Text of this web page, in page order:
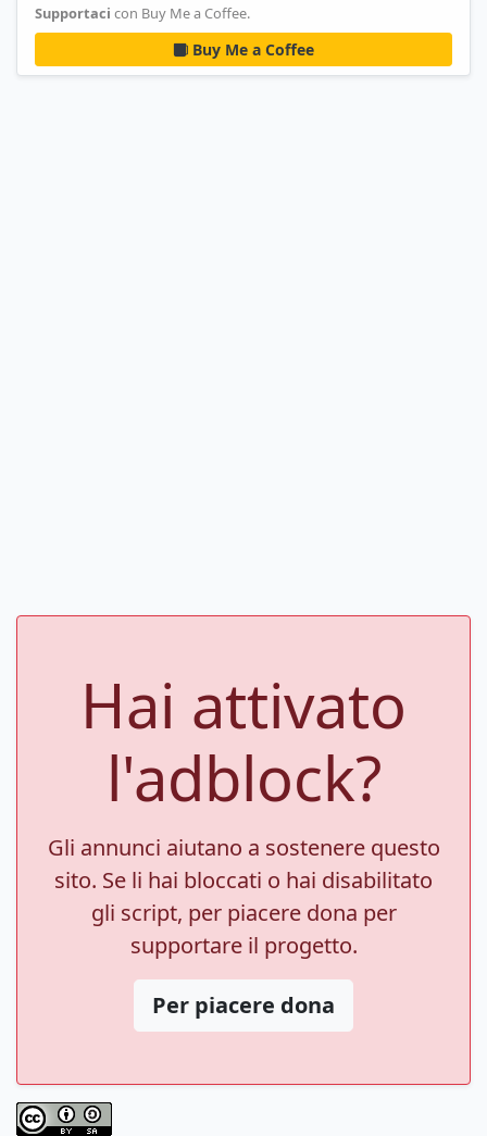
Supportaci con Buy Me a Coffee.
Buy Me a Coffee
Hai attivato
l'adblock?
Gli annunci aiutano a sostenere questo
sito. Se li hai bloccati o hai disabilitato
gli script, per piacere dona per
supportare il progetto.
Per piacere dona